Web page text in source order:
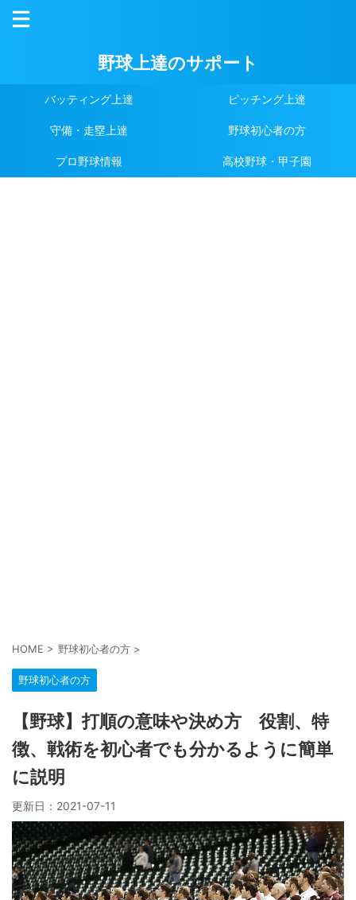
野球上達のサポート
バッティング上達 ピッチング上達
守備・走塁上達 野球初心者の方
プロ野球情報 高校野球・甲子園
HOME > 野球初心者の方 >
野球初心者の方
【野球】打順の意味や決め方 役割、特
徴、戦術を初心者でも分かるように簡単
に説明
更新日： 2021-07-11